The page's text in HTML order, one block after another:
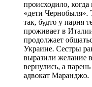
происходило,
«дети Чернобыля».
так, будто у парня
проживает в
продолжает
Украине. Сестры
выразили желание
вернулись, а
адвокат Маранджо.